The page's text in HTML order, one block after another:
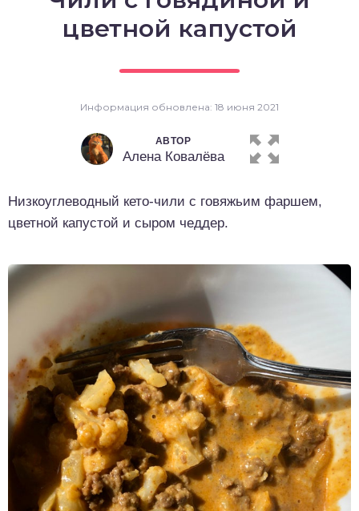
цветной капустой
Информация обновлена: 18 июня 2021
АВТОР
Алена Ковалёва
Низкоуглеводный кето-чили с говяжьим фаршем,
цветной капустой и сыром чеддер.
выпечка